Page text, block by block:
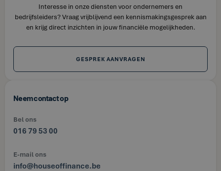
Interesse in onze diensten voor ondernemers en
bedrijfsleiders? Vraag vrijblijvend een kennismakingsgesprek aan
en krijg direct inzichten in jouw financiële mogelijkheden.
GESPREK AANVRAGEN
Neem contact op
Bel ons
016 79 53 00
E-mail ons
info@houseoffinance.be